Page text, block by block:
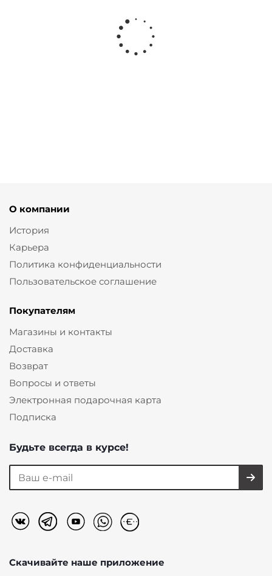
О компании
История
Карьера
Политика конфиденциальности
Пользовательское соглашение
Покупателям
Магазины и контакты
Доставка
Возврат
Вопросы и ответы
Электронная подарочная карта
Подписка
Будьте всегда в курсе!
Скачивайте наше приложение